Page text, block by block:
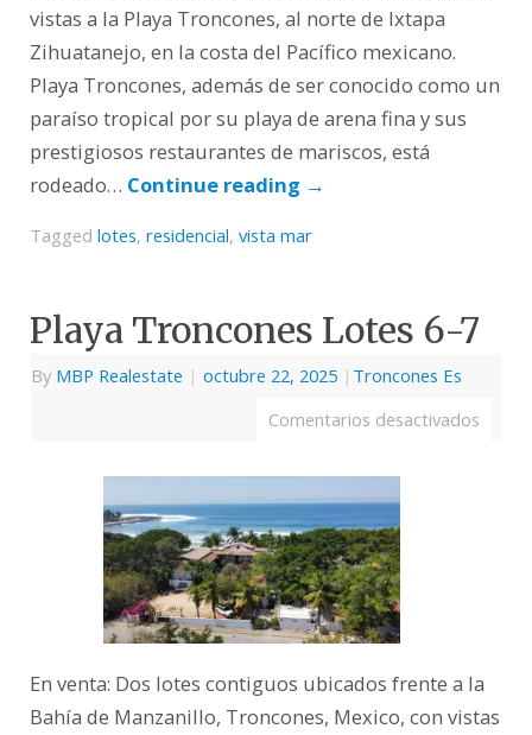
vistas a la Playa Troncones, al norte de Ixtapa
Zihuatanejo, en la costa del Pacífico mexicano.
Playa Troncones, además de ser conocido como un
paraíso tropical por su playa de arena fina y sus
prestigiosos restaurantes de mariscos, está
rodeado… Continue reading →
Tagged lotes, residencial, vista mar
Playa Troncones Lotes 6-7
By MBP Realestate | octubre 22, 2025 | Troncones Es
Comentarios desactivados
En venta: Dos lotes contiguos ubicados frente a la
Bahía de Manzanillo, Troncones, Mexico, con vistas